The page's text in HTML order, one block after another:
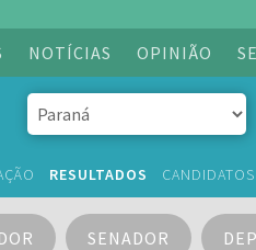
NOTÍCIAS OPINIÃO
RESULTADOS CANDIDATOS
SENADOR